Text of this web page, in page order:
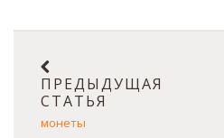
ПРЕДЫДУЩАЯ
СТАТЬЯ
монеты